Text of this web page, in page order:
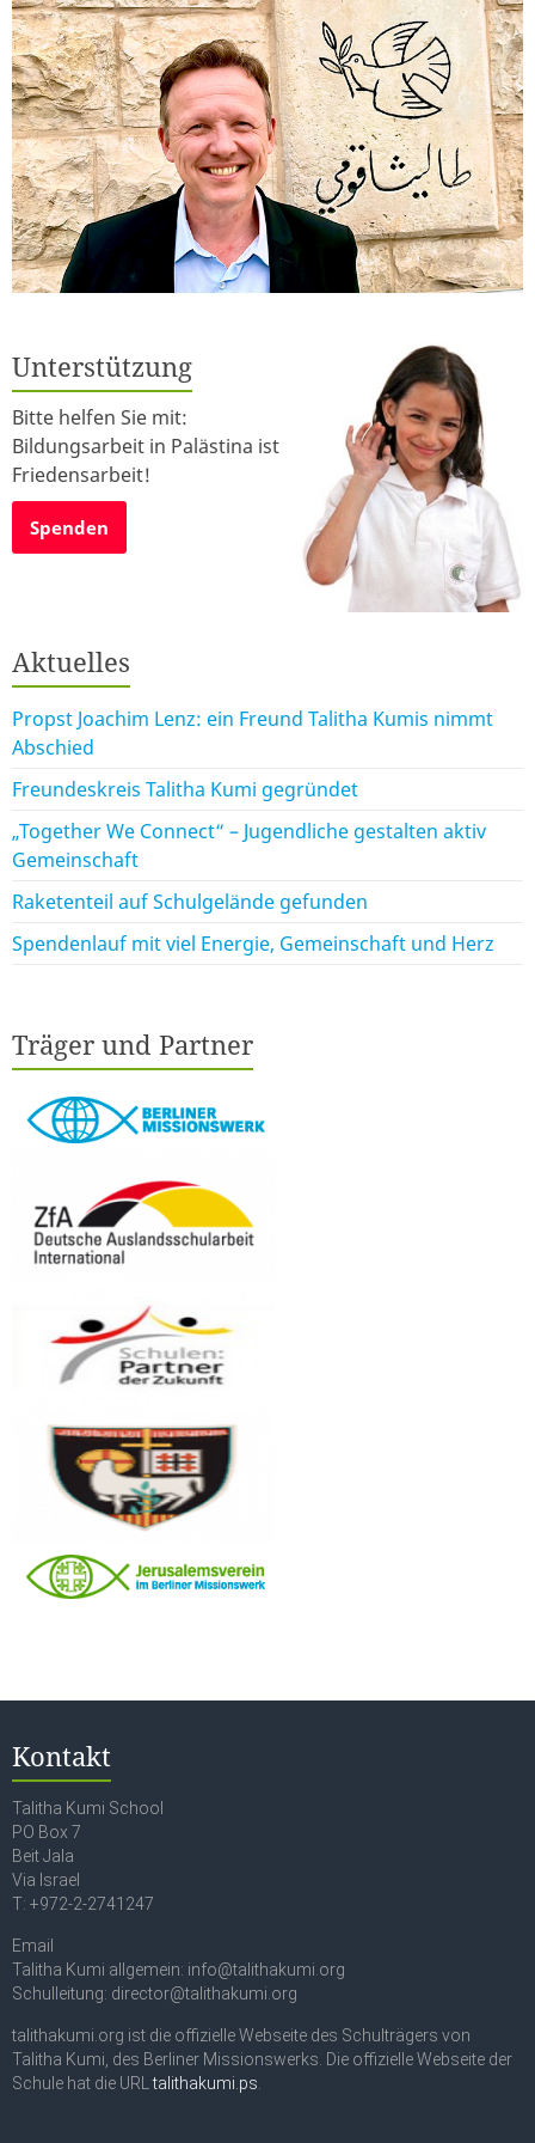
Unterstützung
Bitte helfen Sie mit:
Bildungsarbeit in Palästina ist
Friedensarbeit!
Spenden
Aktuelles
Propst Joachim Lenz: ein Freund Talitha Kumis nimmt
Abschied
Freundeskreis Talitha Kumi gegründet
„Together We Connect“ – Jugendliche gestalten aktiv
Gemeinschaft
Raketenteil auf Schulgelände gefunden
Spendenlauf mit viel Energie, Gemeinschaft und Herz
Träger und Partner
Kontakt
Talitha Kumi School
PO Box 7
Beit Jala
Via Israel
T: +972-2-2741247
Email
Talitha Kumi allgemein: info@talithakumi.org
Schulleitung: director@talithakumi.org
talithakumi.org ist die offizielle Webseite des Schulträgers von
Talitha Kumi, des Berliner Missionswerks. Die offizielle Webseite der
Schule hat die URLtalithakumi.ps